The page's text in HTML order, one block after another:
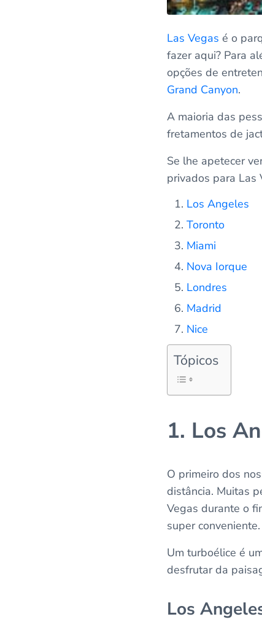
Las Vegas é o
fazer aqui? Para
opções de
Grand Canyon.
A maioria das
fretamentos de
Se lhe apetecer
privados para Las
Los Angeles
Toronto
Miami
Nova Iorque
Londres
Madrid
Nice
Tópicos
1. Los
O primeiro dos
distância. Muitas
Vegas durante o
super conveniente.
Um turboélice é
desfrutar da
Los